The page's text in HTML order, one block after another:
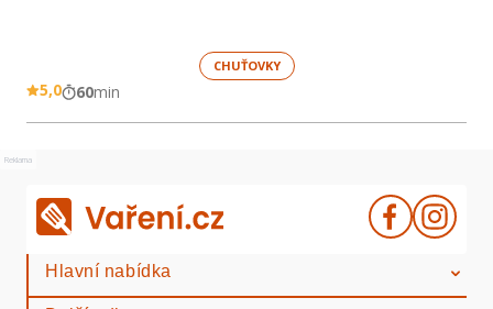
CHUŤOVKY
5,0 60min
Reklama
Hlavní nabídka